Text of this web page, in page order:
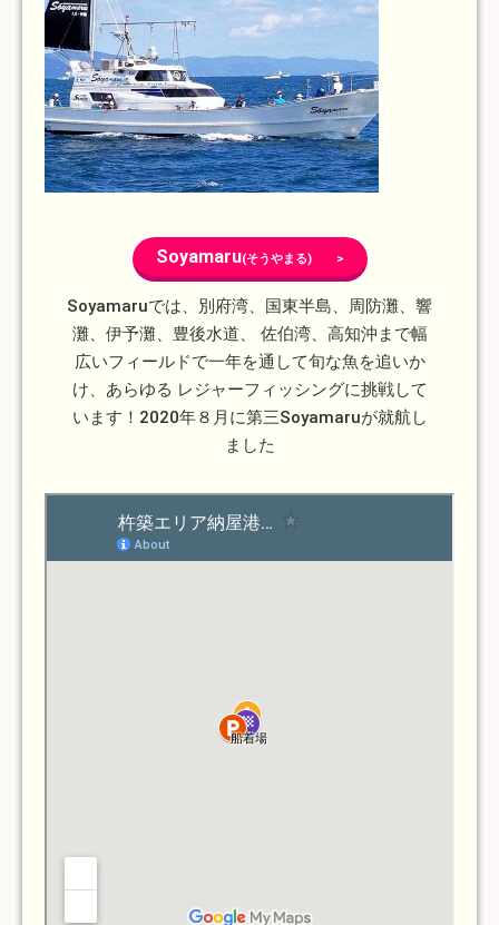
Soyamaru(そうやまる) >
Soyamaruでは、別府湾、国東半島、周防灘、響
灘、伊予灘、豊後水道、 佐伯湾、高知沖まで幅
広いフィールドで一年を通して旬な魚を追いか
け、あらゆる レジャーフィッシングに挑戦して
います！2020年８月に第三Soyamaruが就航し
ました